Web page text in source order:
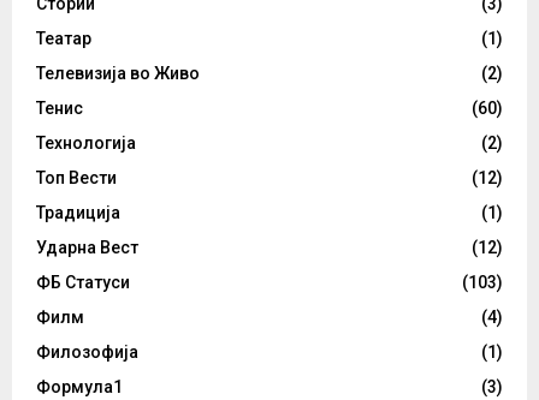
Театар
(1)
Телевизија во Живо
(2)
Тенис
(60)
Технологија
(2)
Топ Вести
(12)
Традиција
(1)
Ударна Вест
(12)
ФБ Статуси
(103)
Филм
(4)
Филозофија
(1)
Формула1
(3)